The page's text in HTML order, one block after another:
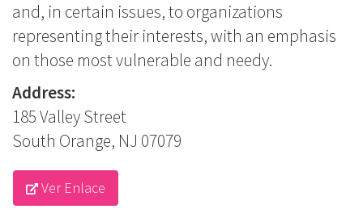
and, in certain issues, to organizations
representing their interests, with an emphasis
on those most vulnerable and needy.
Address:
185 Valley Street
South Orange, NJ 07079
Ver Enlace